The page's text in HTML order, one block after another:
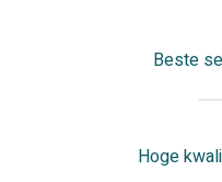
Beste
Hoge